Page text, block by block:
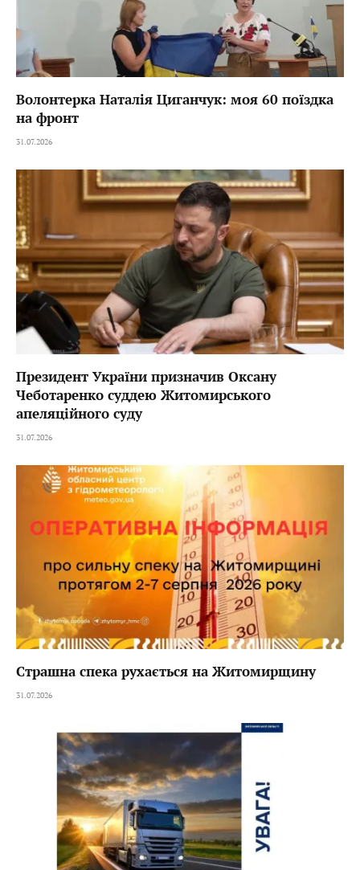
Волонтерка Наталія Циганчук: моя 60 поїздка
на фронт
31.07.2026
Президент України призначив Оксану
Чеботаренко суддею Житомирського
апеляційного суду
31.07.2026
Страшна спека рухається на Житомирщину
31.07.2026